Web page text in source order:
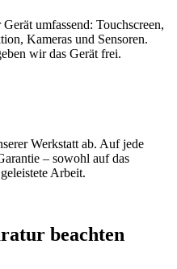
umfassend: Touchscreen,
Kameras und Sensoren.
wir das Gerät frei.
Werkstatt ab. Auf jede
– sowohl auf das
Arbeit.
beachten